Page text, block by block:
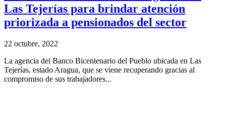
Las Tejerías para brindar atención
priorizada a pensionados del sector
22 octubre, 2022
La agencia del Banco Bicentenario del Pueblo ubicada en Las
Tejerías, estado Aragua, que se viene recuperando gracias al
compromiso de sus trabajadores...